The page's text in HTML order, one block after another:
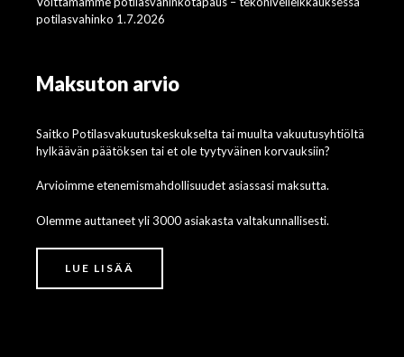
potilasvahinko 1.7.2026
Maksuton arvio
Saitko Potilasvakuutuskeskukselta tai muulta vakuutusyhtiöltä
hylkäävän päätöksen tai et ole tyytyväinen korvauksiin?
Arvioimme etenemismahdollisuudet asiassasi maksutta.
Olemme auttaneet yli 3000 asiakasta valtakunnallisesti.
LUE LISÄÄ